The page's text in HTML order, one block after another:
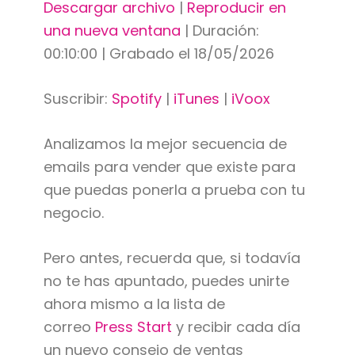
Descargar archivo | Reproducir en
una nueva ventana | Duración:
00:10:00 | Grabado el 18/05/2026
Suscribir: Spotify| iTunes | iVoox
Analizamos la mejor secuencia de
emails para vender que existe para
que puedas ponerla a prueba con tu
negocio.
Pero antes, recuerda que, si todavía
no te has apuntado, puedes unirte
ahora mismo a la lista de
correo Press Start y recibir cada día
un nuevo consejo de ventas